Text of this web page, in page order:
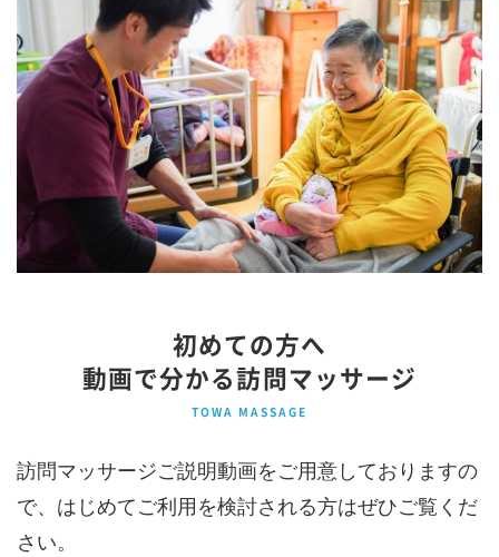
初めての方へ
動画で分かる訪問マッサージ
TOWA MASSAGE
訪問マッサージご説明動画をご用意しておりますの
で、はじめてご利用を検討される方はぜひご覧くだ
さい。